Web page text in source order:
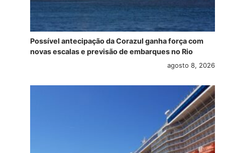
Possível antecipação da Corazul ganha força com
novas escalas e previsão de embarques no Rio
agosto 8, 2026